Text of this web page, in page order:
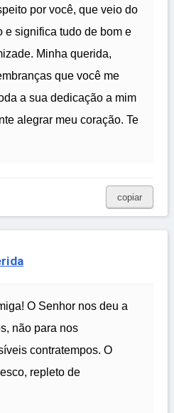
por você, que veio do
e significa tudo de bom e
Minha querida,
que você me
a sua dedicação a mim
alegrar meu coração. Te
copiar
O Senhor nos deu a
não para nos
contratempos. O
repleto de